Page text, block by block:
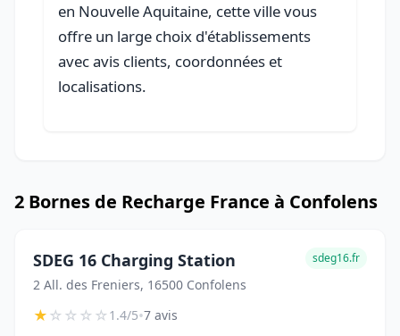
en Nouvelle Aquitaine, cette ville vous
offre un large choix d'établissements
avec avis clients, coordonnées et
localisations.
2 Bornes de Recharge France à Confolens
SDEG 16 Charging Station
2 All. des Freniers, 16500 Confolens
sdeg16.fr
★☆☆☆☆1.4/5•7 avis